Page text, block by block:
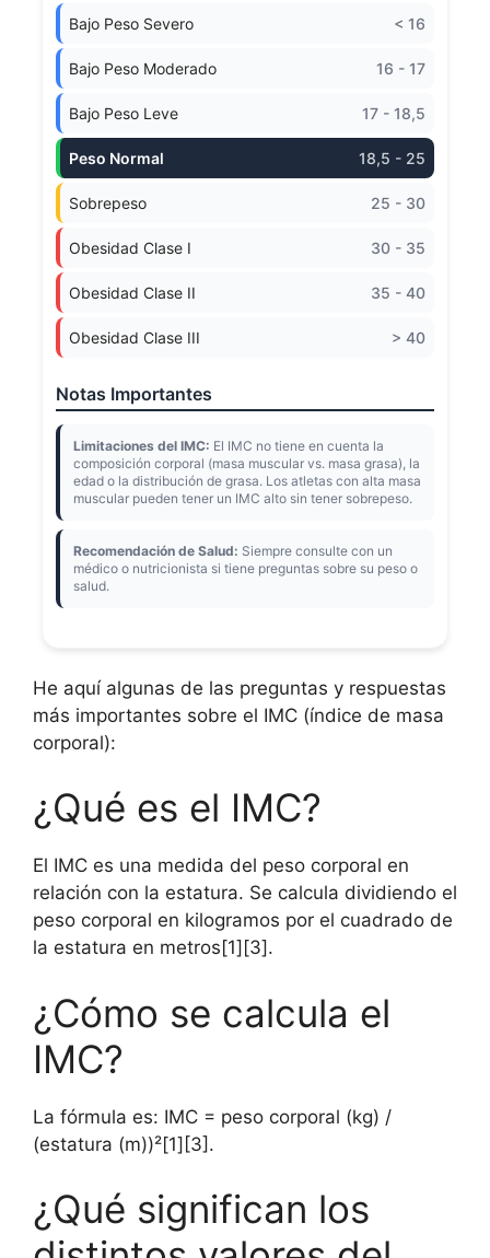
Bajo Peso Severo < 16
Bajo Peso Moderado 16 - 17
Bajo Peso Leve 17 - 18,5
Peso Normal 18,5 - 25
Sobrepeso 25 - 30
Obesidad Clase I 30 - 35
Obesidad Clase II 35 - 40
Obesidad Clase III > 40
Notas Importantes
Limitaciones del IMC: El IMC no tiene en cuenta la
composición corporal (masa muscular vs. masa grasa), la
edad o la distribución de grasa. Los atletas con alta masa
muscular pueden tener un IMC alto sin tener sobrepeso.
Recomendación de Salud: Siempre consulte con un
médico o nutricionista si tiene preguntas sobre su peso o
salud.
He aquí algunas de las preguntas y respuestas
más importantes sobre el IMC (índice de masa
corporal):
¿Qué es el IMC?
El IMC es una medida del peso corporal en
relación con la estatura. Se calcula dividiendo el
peso corporal en kilogramos por el cuadrado de
la estatura en metros[1][3].
¿Cómo se calcula el
IMC?
La fórmula es: IMC = peso corporal (kg) /
(estatura (m))²[1][3].
¿Qué significan los